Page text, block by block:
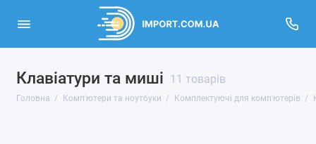
Клавіатури та миші 11 товарів
Головна Комп'ютери та ноутбуки Комплектуючі для комп'ютерів
Комп'ютери